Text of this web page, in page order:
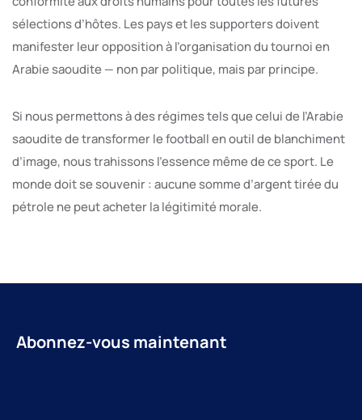
sélections d’hôtes. Les pays et les supporters doivent
manifester leur opposition à l’organisation du tournoi en
Arabie saoudite — non par politique, mais par principe.
Si nous permettons à des régimes tels que celui de l’Arabie
saoudite de transformer le football en outil de blanchiment
d’image, nous trahissons l’essence même de ce sport. Le
monde doit se souvenir : aucune somme d’argent tirée du
pétrole ne peut acheter la légitimité morale.
Abonnez-vous maintenant